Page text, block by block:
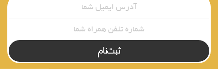
ثبت‌نام